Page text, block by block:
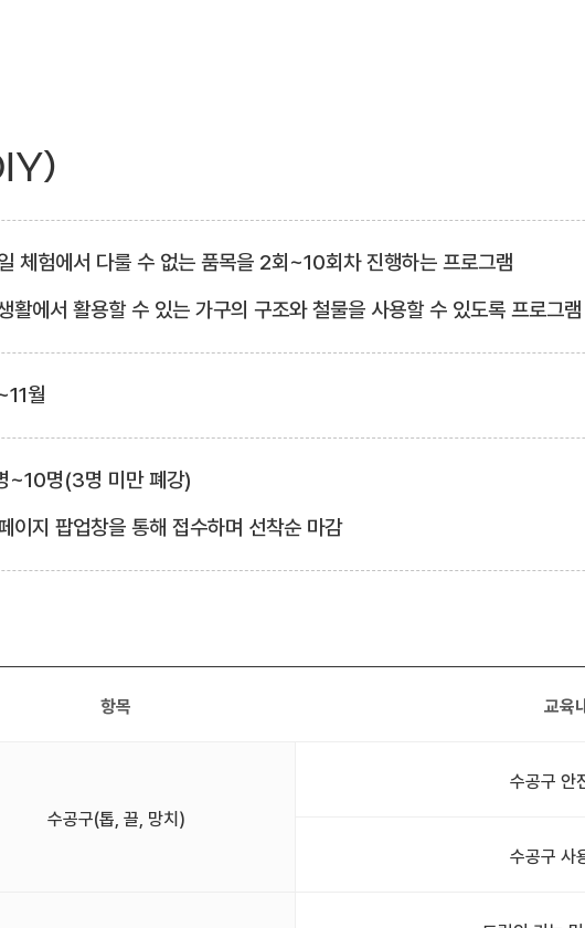
체험에서 다룰 수 없는 품목을 2회~10회차 진행하는 프로그램
활에서 활용할 수 있는 가구의 구조와 철물을 사용할 수 있도록 프로그
월
~10명(3명 미만 폐강)
이지 팝업창을 통해 접수하며 선착순 마감
항목 교육
수공구(톱, 끌, 망치)
수공구 안
수공구 사